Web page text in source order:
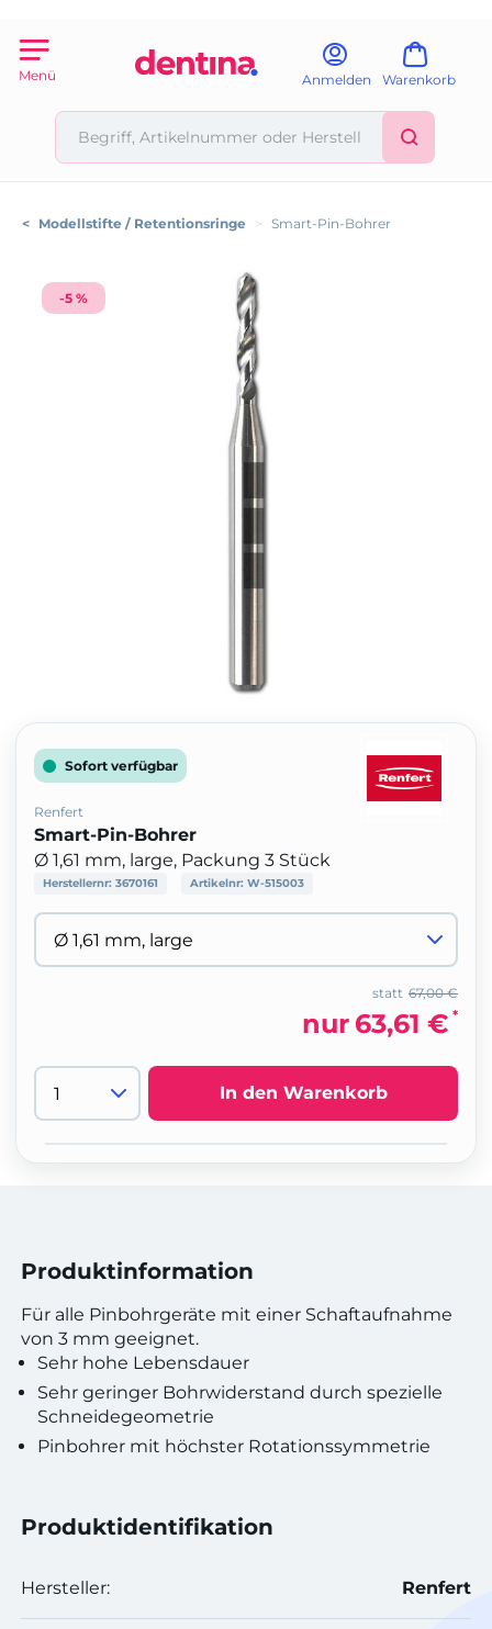
Menü Anmelden Warenkorb
< Modellstifte / Retentionsringe > Smart-Pin-Bohrer
-5 %
Sofort verfügbar
Renfert
Smart-Pin-Bohrer
Ø 1,61 mm, large, Packung 3 Stück
Herstellernr: 3670161 Artikelnr: W-515003
67,00 €
statt
nur 63,61 € *
In den Warenkorb
Produktinformation
Für alle Pinbohrgeräte mit einer Schaftaufnahme
von 3 mm geeignet.
Sehr hohe Lebensdauer
Sehr geringer Bohrwiderstand durch spezielle
Schneidegeometrie
Pinbohrer mit höchster Rotationssymmetrie
Produktidentifikation
Hersteller: Renfert